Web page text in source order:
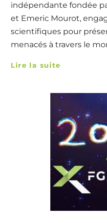
indépendante fondée
et Emeric Mourot,
scientifiques pour
menacés à travers le
Lire la suite